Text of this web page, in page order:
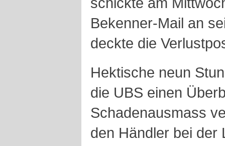
Bekenner-Mail an
deckte die
Hektische neun
die UBS einen
Schadenausmass
den Händler bei der